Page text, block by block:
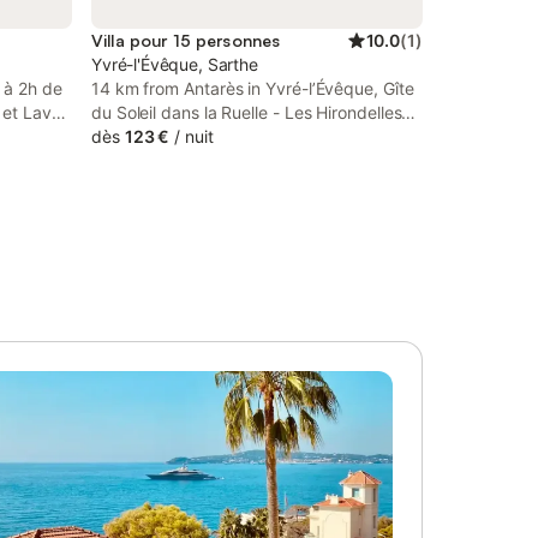
à 2h de
Laval,
isolé
20
…),
Villa pour 15 personnes 10.0(1)
Yvré-l'Évêque, Sarthe
14 km from Antarès in Yvré-lʼÉvêque, Gîte
du Soleil dans la Ruelle - Les Hirondelles
provides accommodation with access to a
dès 123 € / nuit